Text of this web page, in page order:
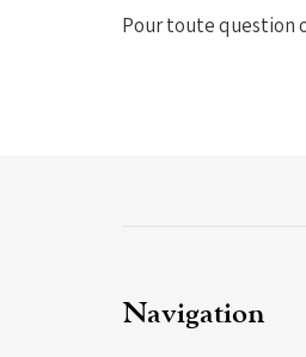
Pour toute question
Navigation